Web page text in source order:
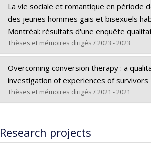
Graduate :Marques de Queiroz, Marcela
Cycle :Master's
Grade :M. Sc.
Lien vers le document dans Papyrus
La vie sociale et romantique en période
des jeunes hommes gais et bisexuels
Montréal: résultats d'une enquête
Thèses et mémoires dirigés / 2023 - 2023
Graduate :Ferber, Geoffrey
Cycle :Master's
Grade :M. Sc.
Lien vers le document dans Papyrus
Overcoming conversion therapy : a
investigation of experiences of survivors
Thèses et mémoires dirigés / 2021 - 2021
Cycle :Master's
Grade :M. Sc.
Research projects